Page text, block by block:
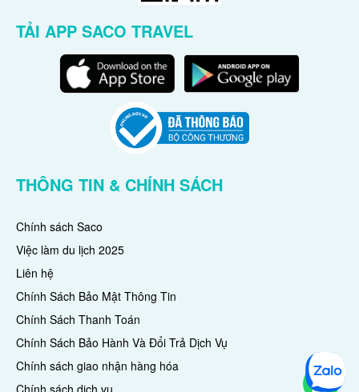
TẢI APP SACO TRAVEL
THÔNG TIN & CHÍNH SÁCH
Chính sách Saco
Việc làm du lịch 2025
Liên hệ
Chính Sách Bảo Mật Thông Tin
Chính Sách Thanh Toán
Chính Sách Bảo Hành Và Đổi Trả Dịch Vụ
Chính sách giao nhận hàng hóa
Chính sách dịch vụ